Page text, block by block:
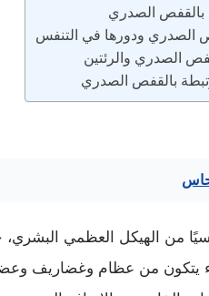
بالقفص الصدري
الصدري ودورها في التنفس
الصدري والرئتين
بالقفص الصدري
من الهيكل العظمي
يتكون من عظام وغضاريف